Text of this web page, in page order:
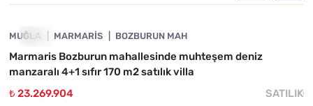
ACIL
MUĞLA MARMARIS BOZBURUN MAH
Marmaris Bozburun mahallesinde muhteşem deniz
manzaralı 4+1 sıfır 170 m2 satılık villa
₺ 23.269.904
SATILIK₺